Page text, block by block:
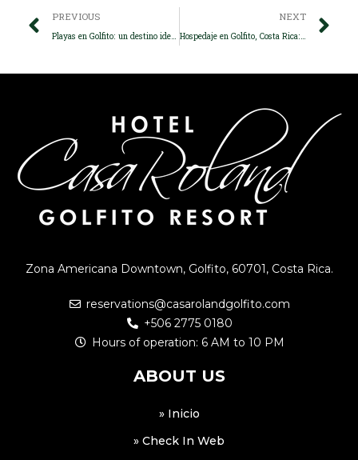
Prev
PREVIOUS
Playas en Golfito: un destino ideal para los amantes de la naturaleza
NEXT
Hospedaje en Golfito, Costa Rica: Manténgase cerca de la belleza de la naturaleza
Zona Americana Downtown, Golfito, 60701, Costa Rica.
reservations@casarolandgolfito.com
+506 2775 0180
Hours of operation: 6 AM to 10 PM
ABOUT US
» Inicio
» Check In Web